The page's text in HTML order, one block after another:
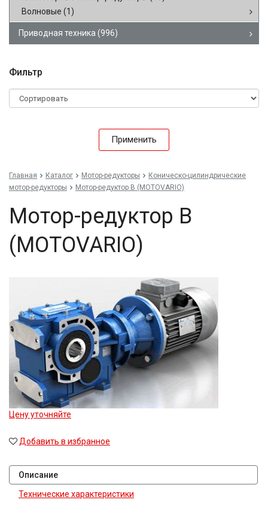
Волновые (1)
Приводная техника (996)
Фильтр
Применить
Главная Каталог Мотор-редукторы
Коническо-цилиндрические
мотор-редукторы
Мотор-редуктор B (MOTOVARIO)
Мотор-редуктор B
(MOTOVARIO)
Цену уточняйте
Добавить в избранное
Описание
Технические характеристики